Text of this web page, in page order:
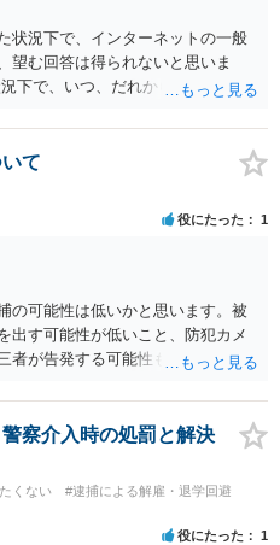
状況下で、インターネットの一般
望む回答は得られないと思いま
下で、いつ、だれからどのような
とについて、お近くで詳細な法律
探された方がよいと思われます。
合、ＩＣレコーダーを持参して取
と考えます。
て
役にたった 1
の可能性は低いかと思います。被
出す可能性が低いこと、防犯カメ
者が告発する可能性も低いこと、
程度の動画)してしまいました。下
せん。」とありますが、少なくと
被疑事実で逮捕勾留されるケース
す（最終的には不起訴ないし各
ともあります）。2度としないこ
てください。
察介入時の処罰と解決
くない
#逮捕による解雇・退学回避
役にたった 1